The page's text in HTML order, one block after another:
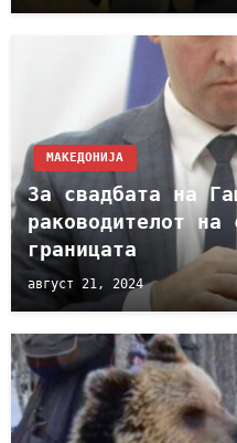
МАКЕДОНИЈА
За свадбата на
раководителот на
границата
август 21, 2024